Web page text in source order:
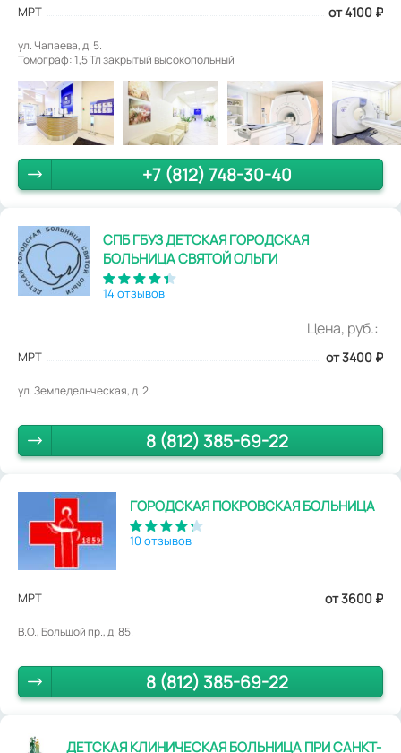
МРТ от 4100 ₽
ул. Чапаева, д. 5.
Томограф: 1,5 Тл закрытый высокопольный
+7 (812) 748-30-40
СПБ ГБУЗ ДЕТСКАЯ ГОРОДСКАЯ
БОЛЬНИЦА СВЯТОЙ ОЛЬГИ
14 отзывов
Цена, руб.:
МРТ от 3400 ₽
ул. Земледельческая, д. 2.
8 (812) 385-69-22
ГОРОДСКАЯ ПОКРОВСКАЯ БОЛЬНИЦА
10 отзывов
МРТ от 3600 ₽
В.О., Большой пр., д. 85.
8 (812) 385-69-22
ДЕТСКАЯ КЛИНИЧЕСКАЯ БОЛЬНИЦА ПРИ САНКТ-